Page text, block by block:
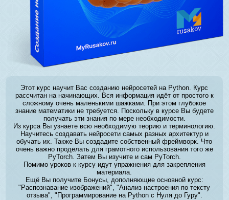
Этот курс научит Вас созданию нейросетей на Python. Курс
рассчитан на начинающих. Вся информация идёт от простого к
сложному очень маленькими шажками. При этом глубокое
знание математики не требуется. Поскольку в курсе Вы будете
получать эти знания по мере необходимости.
Из курса Вы узнаете всю необходимую теорию и терминологию.
Научитесь создавать нейросети самых разных архитектур и
обучать их. Также Вы создадите собственный фреймворк. Что
очень важно проделать для грамотного использования того же
PyTorch. Затем Вы изучите и сам PyTorch.
Помимо уроков к курсу идут упражнения для закрепления
материала.
Ещё Вы получите Бонусы, дополняющие основной курс:
"Распознавание изображений", "Анализ настроения по тексту
отзыва", "Программирование на Python с Нуля до Гуру".